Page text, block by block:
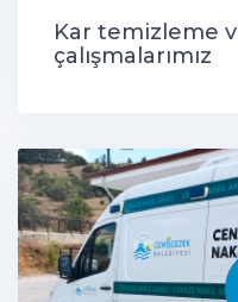
Kar temizleme
çalışmalarımız